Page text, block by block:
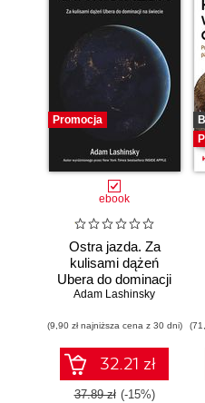
Promocja
ebook
Ostra jazda. Za
kulisami dążeń
Ubera do dominacji
na świecie
Adam Lashinsky
(9,90 zł najniższa cena z 30 dni)
32.21 zł
37.89 zł (-15%)